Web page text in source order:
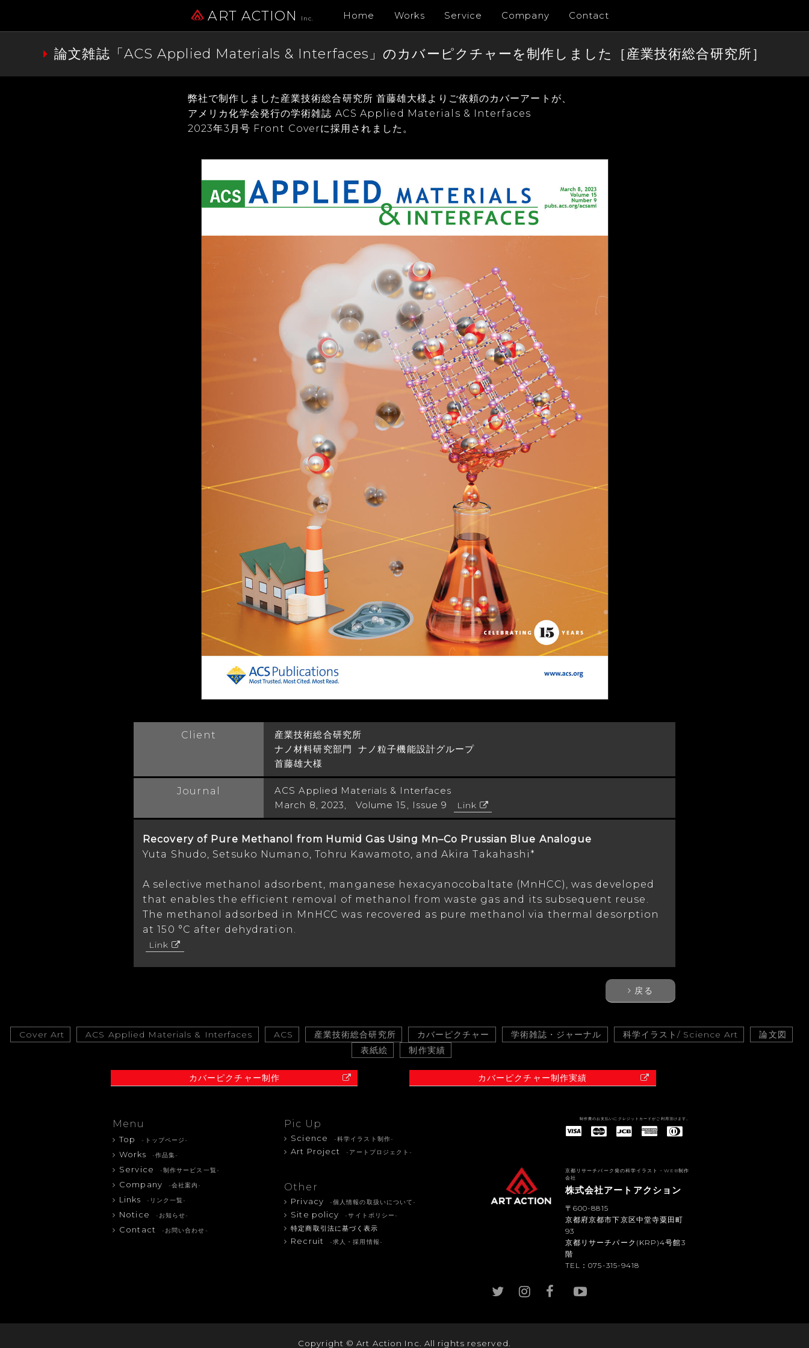
ART ACTION Inc. Home Works Service Company Contact
論文雑誌「ACS Applied Materials & Interfaces」のカバーピクチャーを制作しました［産業技術総合研究所］
弊社で制作しました産業技術総合研究所 首藤雄大様よりご依頼のカバーアートが、
アメリカ化学会発行の学術雑誌 ACS Applied Materials & Interfaces
2023年3月号 Front Coverに採用されました。
Client
産業技術総合研究所
ナノ材料研究部門 ナノ粒子機能設計グループ
首藤雄大様
Journal
ACS Applied Materials & Interfaces
March 8, 2023, Volume 15, Issue 9
Link
Recovery of Pure Methanol from Humid Gas Using Mn–Co Prussian Blue Analogue
Yuta Shudo, Setsuko Numano, Tohru Kawamoto, and Akira Takahashi*
A selective methanol adsorbent, manganese hexacyanocobaltate (MnHCC), was developed
that enables the efficient removal of methanol from waste gas and its subsequent reuse.
The methanol adsorbed in MnHCC was recovered as pure methanol via thermal desorption
at 150 °C after dehydration.
Link
戻る
Cover Art ACS Applied Materials & Interfaces ACS 産業技術総合研究所 カバーピクチャー 学術雑誌・ジャーナル 科学イラスト/ Science Art
論文図
表紙絵
制作実績
カバーピクチャー制作 カバーピクチャー制作実績
Menu
Top -トップページ-
Works -作品集-
Service -制作サービス一覧-
Company -会社案内-
Links -リンク一覧-
Notice -お知らせ-
Contact -お問い合わせ-
Pic Up
Science -科学イラスト制作-
Art Project -アートプロジェクト-
Other
Privacy -個人情報の取扱いについて-
Site policy
-サイトポリシー-
特定商取引法に基づく表示
Recruit -求人・採用情報-
制作費のお支払いにクレジットカードがご利用頂けます。
京都リサーチパーク発の科学イラスト・WEB制作
会社
株式会社アートアクション
〒600-8815
京都府京都市下京区中堂寺粟田町
93
京都リサーチパーク(KRP)4号館3
階
TEL：075-315-9418
Copyright © Art Action Inc. All rights reserved.